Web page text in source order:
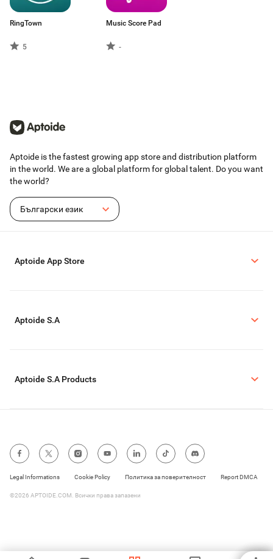
RingTown
5
Music Score Pad
-
Aptoide is the fastest growing app store and distribution platform
in the world. We are a global platform for global talent. Do you want
the world?
Български език
Aptoide App Store
Aptoide S.A
Aptoide S.A Products
Legal Informations Cookie Policy Политика за поверителност Report DMCA
©2026 APTOIDE.COM. Всички права запазени